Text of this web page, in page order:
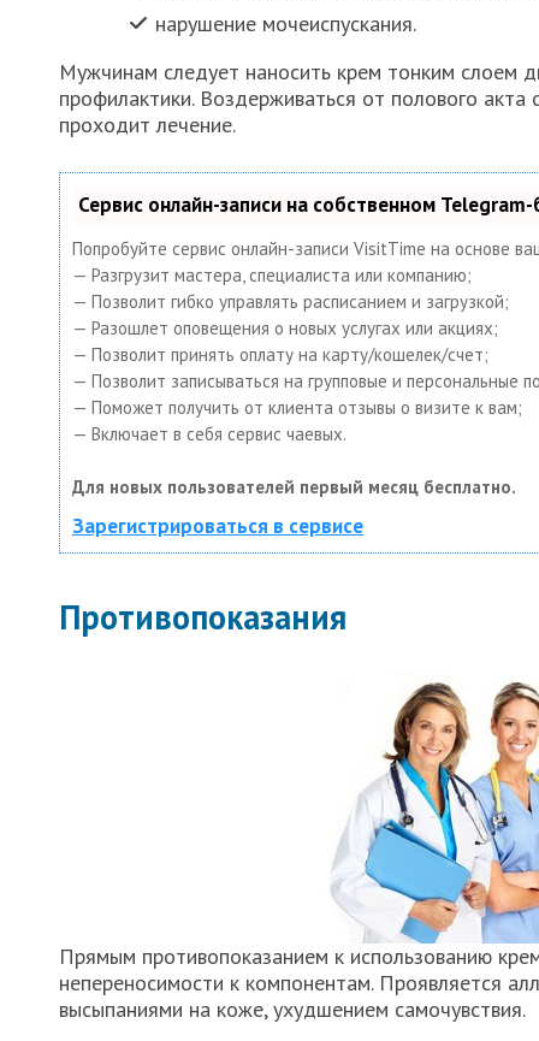
нарушение мочеиспускания.
Мужчинам следует наносить крем тонким слоем
профилактики. Воздерживаться от полового
проходит лечение.
Сервис онлайн-записи на собственном
Попробуйте сервис онлайн-записи VisitTime на основе
— Разгрузит мастера, специалиста или компанию;
— Позволит гибко управлять расписанием и загрузкой;
— Разошлет оповещения о новых услугах или акциях;
— Позволит принять оплату на карту/кошелек/счет;
— Позволит записываться на групповые и персональные
— Поможет получить от клиента отзывы о визите к вам;
— Включает в себя сервис чаевых.
Для новых пользователей первый месяц бесплатно.
Зарегистрироваться в сервисе
Противопоказания
Прямым противопоказанием к использованию
непереносимости к компонентам. Проявляется
высыпаниями на коже, ухудшением самочувствия.